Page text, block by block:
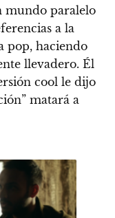
mundo paralelo
a la
pop, haciendo
llevadero. Él
cool le dijo
matará a